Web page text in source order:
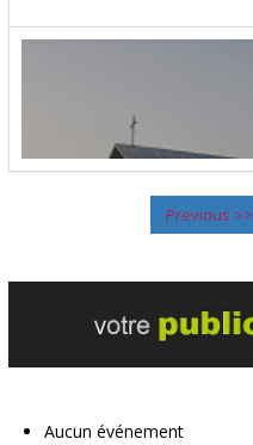
Previous >>
Aucun événement